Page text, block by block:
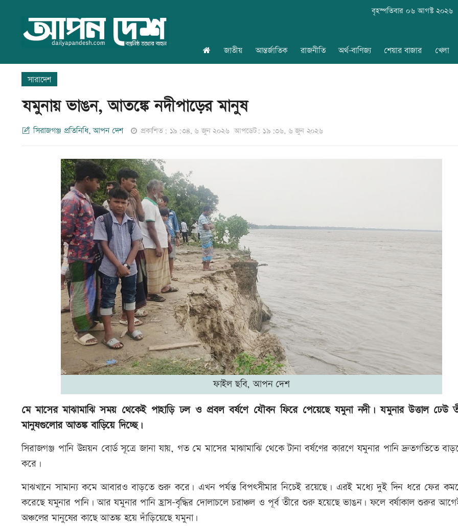
বৃহস্পতিবার ০৬ আগস্ট ২০২৬
জাতীয় আন্তর্জাতিক রাজনীতি অর্থ-বাণিজ্য শেয়ার বাজার খেলা
সারাদেশ
যমুনায় ভাঙন, আতঙ্কে নদীপাড়ের মানুষ
সিরাজগঞ্জ প্রতিনিধি, আপন দেশ প্রকাশিত: ১৯:৩৪, ৬ জুন ২০২৬ আপডেট: ১৯:৩৬, ৬ জুন ২০২৬
ফাইল ছবি, আপন দেশ
মে মাসের মাঝামাঝি সময় থেকেই পাহাড়ি ঢল ও প্রবল বর্ষণে যৌবন ফিরে পেয়েছে যমুনা নদী। যমুনার উত্তাল ঢেউ
মানুষগুলোর আতঙ্ক বাড়িয়ে দিচ্ছে।
সিরাজগঞ্জ পানি উন্নয়ন বোর্ড সূত্রে জানা যায়, গত মে মাসের মাঝামাঝি থেকে টানা বর্ষণের কারণে যমুনার পানি দ্রুতগতিতে
করে।
মাঝখানে সামান্য কমে আবারও বাড়তে শুরু করে। এখন পর্যন্ত বিপৎসীমার নিচেই রয়েছে। এরই মধ্যে দুই দিন ধরে ফের
করেছে যমুনার পানি। আর যমুনার পানি হ্রাস-বৃদ্ধির দোলাচলে চরাঞ্চল ও পূর্ব তীরে শুরু হয়েছে ভাঙন। ফলে বর্ষাকাল শুরুর
অঞ্চলের মানুষের কাছে আতঙ্ক হয়ে দাঁড়িয়েছে যমুনা।